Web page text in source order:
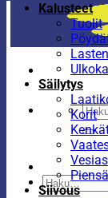
Etsi:
Etsi:
Kalusteet
Tuolit
Säilytys
Korit
Siivous